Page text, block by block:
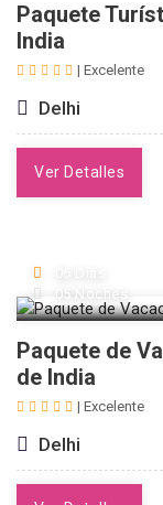
Paquete
India
| Excelente
Delhi
Ver Detalles
05 Noches
Paquete de
de India
| Excelente
Delhi